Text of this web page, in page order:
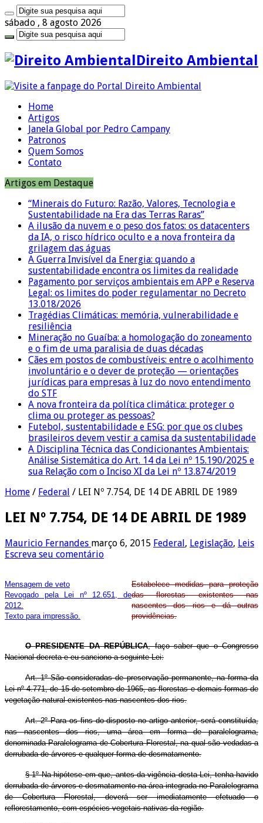
sábado , 8 agosto 2026
Direito Ambiental
Home
Artigos
Janela Global por Pedro Campany
Patronos
Quem Somos
Contato
Artigos em Destaque
“Minerais do Futuro: Razão, Valores, Tecnologia e
Sustentabilidade na Era das Terras Raras”
A ilusão da nuvem e o peso dos fatos: os datacenters
da IA, o risco hídrico oculto e a nova fronteira da
grilagem das águas
A Guerra Invisível da Energia: quando a
sustentabilidade encontra os limites da realidade
Pagamento por serviços ambientais em APP e Reserva
Legal: os limites do poder regulamentar no Decreto
13.018/2026
Tragédias Climáticas: memória, vulnerabilidade e
resiliência
Mineração no Guaíba: a homologação do zoneamento
e o fim de uma paralisia de duas décadas
Cães em postos de combustíveis: entre o acolhimento
involuntário e o dever de proteção — orientações
jurídicas para empresas à luz do novo entendimento
do STF
A nova fronteira da política climática: proteger o
clima ou proteger as pessoas?
Futebol, sustentabilidade e ESG: por que os clubes
brasileiros devem vestir a camisa da sustentabilidade
A Disciplina Técnica das Condicionantes Ambientais:
Análise Sistemática do Art. 14 da Lei nº 15.190/2025 e
sua Relação com o Inciso XI da Lei nº 13.874/2019
Home / Federal / LEI Nº 7.754, DE 14 DE ABRIL DE 1989
LEI Nº 7.754, DE 14 DE ABRIL DE 1989
Mauricio Fernandes março 6, 2015 Federal, Legislação, Leis
Escreva seu comentário
Mensagem de veto
Revogado pela Lei nº 12.651, de
2012.
Texto para impressão.
Estabelece medidas para proteção
das florestas existentes nas
nascentes dos rios e dá outras
providências.
O PRESIDENTE DA REPÚBLICA, faço saber que o Congresso
Nacional decreta e eu sanciono a seguinte Lei:
Art. 1º São consideradas de preservação permanente, na forma da
Lei nº 4.771, de 15 de setembro de 1965, as florestas e demais formas de
vegetação natural existentes nas nascentes dos rios.
Art. 2º Para os fins do disposto no artigo anterior, será constituída,
nas nascentes dos rios, uma área em forma de paralelograma,
denominada Paralelograma de Cobertura Florestal, na qual são vedadas a
derrubada de árvores e qualquer forma de desmatamento.
§ 1º Na hipótese em que, antes da vigência desta Lei, tenha havido
derrubada de árvores e desmatamento na área integrada no Paralelograma
de Cobertura Florestal, deverá ser imediatamente efetuado o
reflorestamento, com espécies vegetais nativas da região.